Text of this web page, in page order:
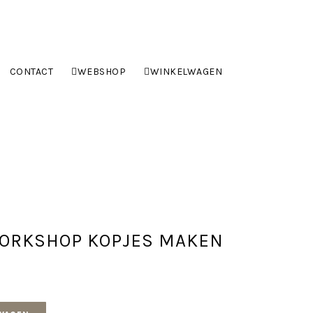
CONTACT WEBSHOP WINKELWAGEN
KOPJES MAKEN